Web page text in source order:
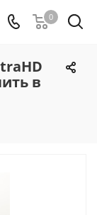
0
в